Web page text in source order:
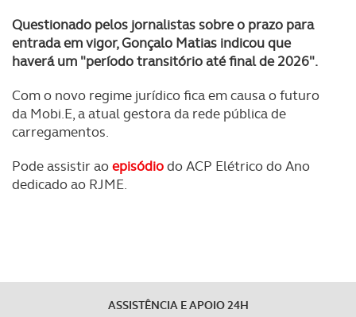
O ACP garantirá que as transferências internacionais de
dados pessoais serão realizadas apenas com o seu
necessário no contexto dos serviços a prestar.
Realçamos que o bloqueio de certo tipo de Cookies e
experiência de navegação no Website e nos serviços
Questionado pelos jornalistas sobre o prazo para
entrada em vigor, Gonçalo Matias indicou que
haverá um "período transitório até final de 2026".
Com o novo regime jurídico fica em causa o futuro
da Mobi.E, a atual gestora da rede pública de
carregamentos.
Pode assistir aoepisódiodo ACP Elétrico do Ano
dedicado ao RJME.
ASSISTÊNCIA E APOIO 24H